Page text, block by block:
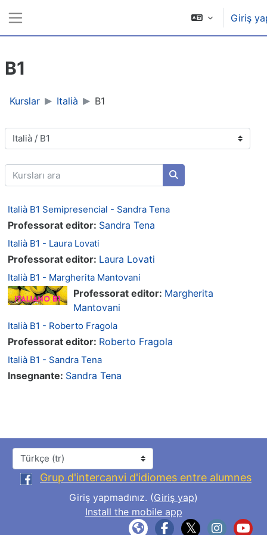
Giriş
B1
Kurslar Italià B1
Kurs Kategorileri
Kursları ara
Kursları ara
Italià B1 Semipresencial - Sandra Tena
Professorat editor: Sandra Tena
Italià B1 - Laura Lovati
Professorat editor: Laura Lovati
Italià B1 - Margherita Mantovani
Professorat editor: Margherita
Mantovani
Italià B1 - Roberto Fragola
Professorat editor: Roberto Fragola
Italià B1 - Sandra Tena
Insegnante: Sandra Tena
Grup d'intercanvi d'idiomes entre alumnes
Giriş yapmadınız. (Giriş yap)
Install the mobile app